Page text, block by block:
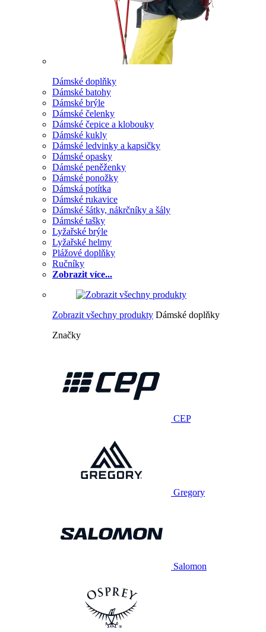
Dámské doplňky
Dámské batohy
Dámské brýle
Dámské čelenky
Dámské čepice a klobouky
Dámské kukly
Dámské ledvinky a kapsičky
Dámské opasky
Dámské peněženky
Dámské ponožky
Dámská potítka
Dámské rukavice
Dámské šátky, nákrčníky a šály
Dámské tašky
Lyžařské brýle
Lyžařské helmy
Plážové doplňky
Ručníky
Zobrazit více...
Zobrazit všechny produkty Dámské doplňky
Značky
CEP
Gregory
Salomon